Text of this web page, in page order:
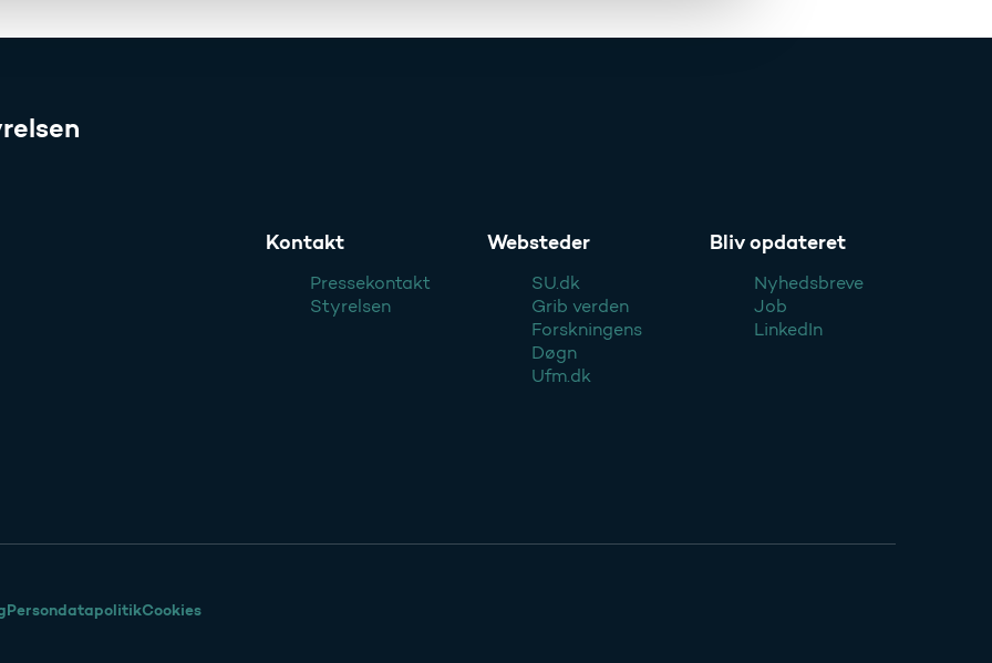
Kontakt
Pressekontakt
Styrelsen
Websteder
SU.dk
Grib verden
Forskningens
Døgn
Ufm.dk
Bliv opdateret
Nyhedsbreve
Job
LinkedIn
PersondatapolitikCookies